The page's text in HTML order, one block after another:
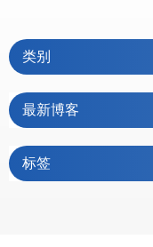
类别
最新博客
标签